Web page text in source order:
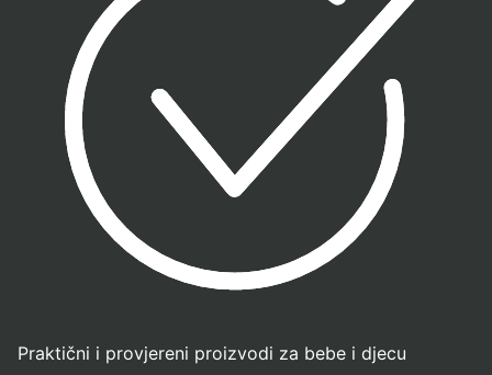
Praktični i provjereni proizvodi za bebe i djecu